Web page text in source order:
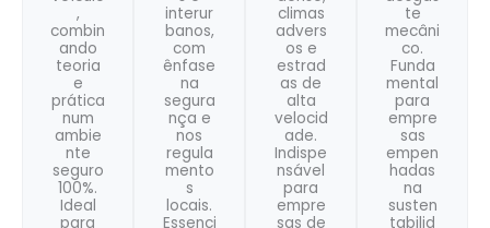
,
combin
ando
teoria
e
prática
num
ambie
nte
seguro
100%.
Ideal
para
interur
banos,
com
ênfase
na
segura
nça e
nos
regula
mento
s
locais.
Essenci
climas
advers
os e
estrad
as de
alta
velocid
ade.
Indispe
nsável
para
empre
sas de
te
mecâni
co.
Funda
mental
para
empre
sas
empen
hadas
na
susten
tabilid